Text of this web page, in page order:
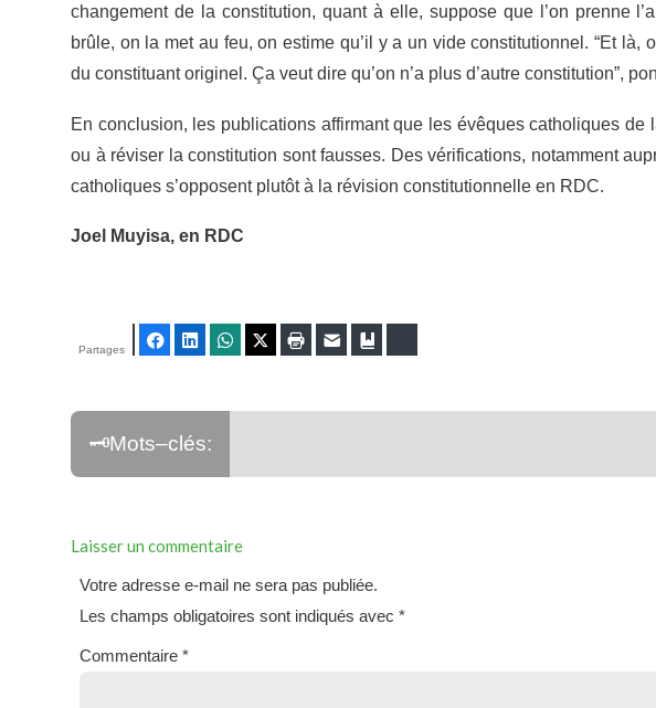
changement de la constitution, quant à elle, suppose que l’on prenne
brûle, on la met au feu, on estime qu’il y a un vide constitutionnel.“Et là,
du constituant originel. Ça veut dire qu’on n’a plus d’autre constitution”,
En conclusion, les publications affirmant que les évêques catholiques
ou à réviser la constitution sont fausses. Des vérifications, notamment
catholiques s’opposent plutôt à la révision constitutionnelle en RDC.
Joel Muyisa, en RDC
FacebookLinkedInWhatsApp
TwitterImprimer
E-mail
Partages
Laisser un commentaire
Votre adresse e-mail ne sera pas publiée.
Les champs obligatoires sont indiqués avec *
Commentaire *